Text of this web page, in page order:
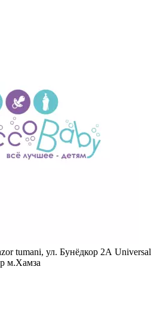
tumani, ул. Бунёдкор 2А Universal
м.Хамза